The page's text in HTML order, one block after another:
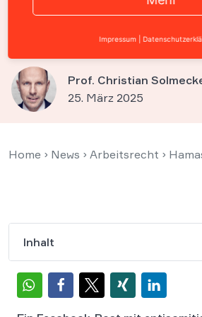
rechtfertigen eine
nicht immer
Prof. Christian
25. März 2025
Home › News › Arbeitsrecht ›
Inhalt
Impressum